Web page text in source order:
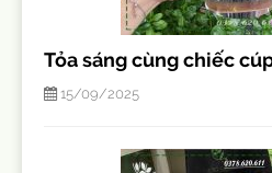
Tỏa sáng cùng chiếc
15/09/2025